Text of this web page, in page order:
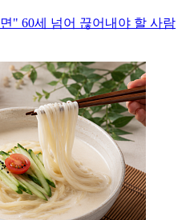
" 60세 넘어 끊어내야 할 사람